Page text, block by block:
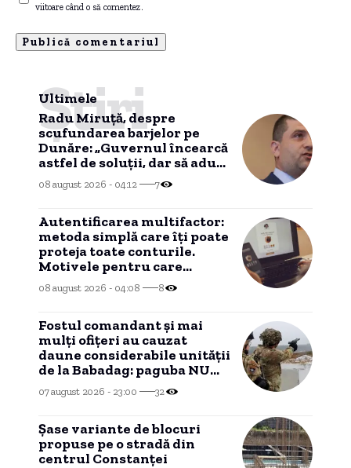
viitoare când o să comentez.
Ultimele
Știri
Radu Miruță, despre
scufundarea barjelor pe
Dunăre: „Guvernul încearcă
astfel de soluții, dar să aducă
ploaie nu poate”
08 august 2026 - 04:12 7
Autentificarea multifactor:
metoda simplă care îți poate
proteja toate conturile.
Motivele pentru care
experții în securitate
recomandă activarea MFA.
08 august 2026 - 04:08 8
Fostul comandant și mai
mulți ofițeri au cauzat
daune considerabile unității
de la Babadag: paguba NU
mai poate fi recuperată
dintr-un motiv
07 august 2026 - 23:00 32
Șase variante de blocuri
propuse pe o stradă din
centrul Constanței